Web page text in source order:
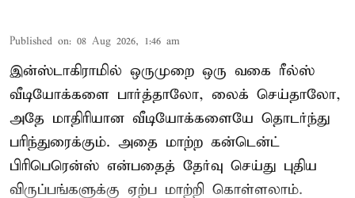
Published on: 08 Aug 2026, 1:46 am
இன்ஸ்டாகிராமில் ஒருமுறை ஒரு வகை ரீல்ஸ்
வீடியோக்களை பார்த்தாலோ, லைக் செய்தாலோ,
அதே மாதிரியான வீடியோக்களையே தொடர்ந்து
பரிந்துரைக்கும். அதை மாற்ற கன்டென்ட்
பிரிபெரென்ஸ் என்பதைத் தேர்வு செய்து புதிய
விருப்பங்களுக்கு ஏற்ப மாற்றி கொள்ளலாம்.